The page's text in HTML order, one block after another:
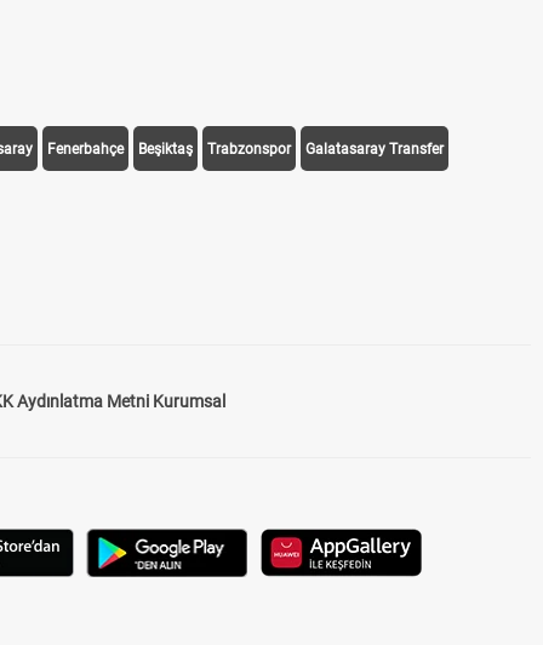
Fenerbahçe Beşiktaş Trabzonspor Galatasaray Transfer
Aydınlatma Metni Kurumsal